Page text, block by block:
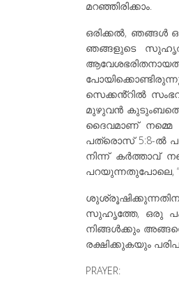
മറഞ്ഞിരിക്കാം.
ഒരിക്കൽ, ഞങ്ങൾ
ഞങ്ങളുടെ സുഹൃത്ത്
സെക്കൻ്റിൽ
മുഴുവൻ
ദൈവമാണ് നമ്മെ
പത്രൊസ് 5:8-ൽ
നിന്ന് കർത്താവ്
പറയുന്നതുപോലെ,
സുഹൃത്തേ, ഒരു
നിങ്ങൾക്കും
രക്ഷിക്കുകയും
PRAYER: